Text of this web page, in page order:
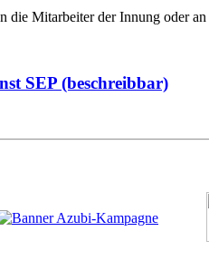
die Mitarbeiter der Innung oder
SEP (beschreibbar)